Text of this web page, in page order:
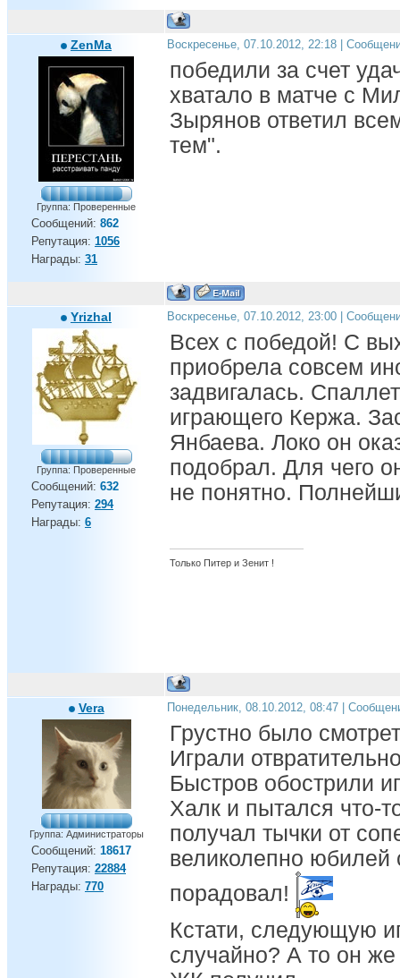
ZenMa
Группа: Проверенные
Сообщений: 862
Репутация: 1056
Награды: 31
Воскресенье, 07.10.2012, 22:18 |
победили за счет
хватало в матче с
Зырянов ответил
тем".
Yrizhal
Группа: Проверенные
Сообщений: 632
Репутация: 294
Награды: 6
Воскресенье, 07.10.2012, 23:00 |
Всех с победой! С
приобрела совсем
задвигалась.
играющего Кержа.
Янбаева. Локо он
подобрал. Для чего
не понятно.
Только Питер и Зенит !
Vera
Группа: Администраторы
Сообщений: 18617
Репутация: 22884
Награды: 770
Понедельник, 08.10.2012, 08:47 |
Грустно было
Играли
Быстров обострили
Халк и пытался что-
получал тычки от
великолепно юбилей
порадовал!
Кстати, следующую
случайно? А то он